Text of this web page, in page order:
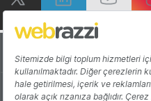
Katkıda Bulun